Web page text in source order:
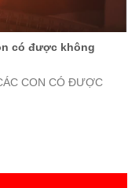
có được không
CON CÓ ĐƯỢC